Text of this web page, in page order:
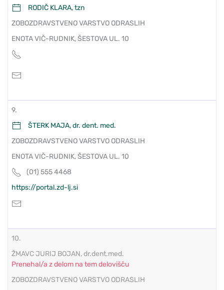
RODIČ KLARA, tzn
ZOBOZDRAVSTVENO VARSTVO ODRASLIH
ENOTA VIČ-RUDNIK, ŠESTOVA UL. 10
9.
ŠTERK MAJA, dr. dent. med.
ZOBOZDRAVSTVENO VARSTVO ODRASLIH
ENOTA VIČ-RUDNIK, ŠESTOVA UL. 10
(01) 555 4468
https://portal.zd-lj.si
10.
ŽMAVC JURIJ BOJAN, dr.dent.med.
Prenehal/a z delom na tem delovišču
ZOBOZDRAVSTVENO VARSTVO ODRASLIH